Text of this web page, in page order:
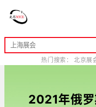
热门搜索：
北京展
2021年俄